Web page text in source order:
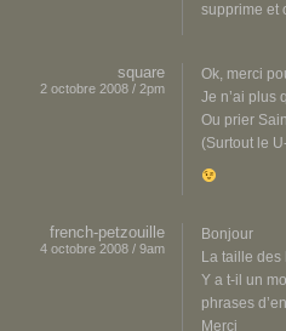
supprime et
square
2 octobre 2008 / 2pm
Ok, merci
Je n’ai plus
Ou prier
(Surtout le
french-petzouille
4 octobre 2008 / 9am
Bonjour
La taille
Y a t-il un
phrases
Merci